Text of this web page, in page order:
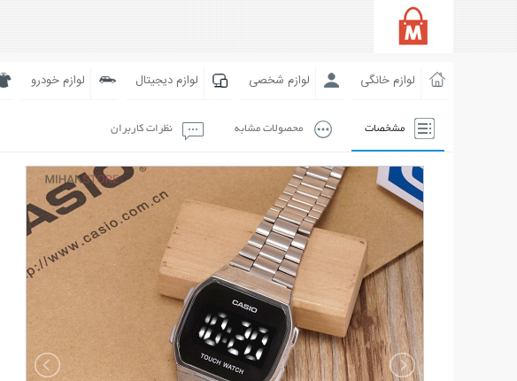
لوازم خانگی لوازم شخصی لوازم دیجیتال لوازم خودرو
مشخصات محصولات مشابه نظرات کاربران